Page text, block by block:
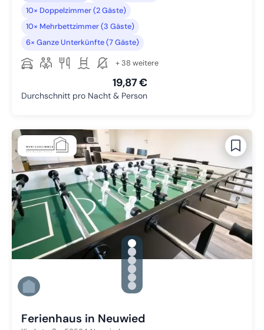
10× Doppelzimmer (2 Gäste)
10× Mehrbettzimmer (3 Gäste)
6× Ganze Unterkünfte (7 Gäste)
+ 38 weitere
19,87 €
Durchschnitt pro Nacht & Person
gallery.slide_selector
Zu Slide 1 wechseln
Zu Slide 2 wechseln
Zu Slide 3 wechseln
Zu Slide 4 wechseln
Zu Slide 5 wechseln
Zu Slide 6 wechseln
Ferienhaus in Neuwied